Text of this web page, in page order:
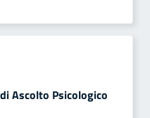
Ascolto Psicologico